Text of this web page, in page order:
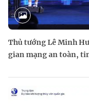
Thủ tướng Lê Minh
gian mạng an toàn,